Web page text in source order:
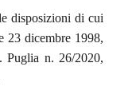
disposizioni di cui
23 dicembre 1998,
Puglia n. 26/2020,